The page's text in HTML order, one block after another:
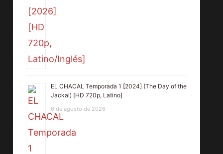
EL CHACAL Temporada 1 [2024] (The Day of the
Jackal) [HD 720p, Latino]
6 de agosto de 2026